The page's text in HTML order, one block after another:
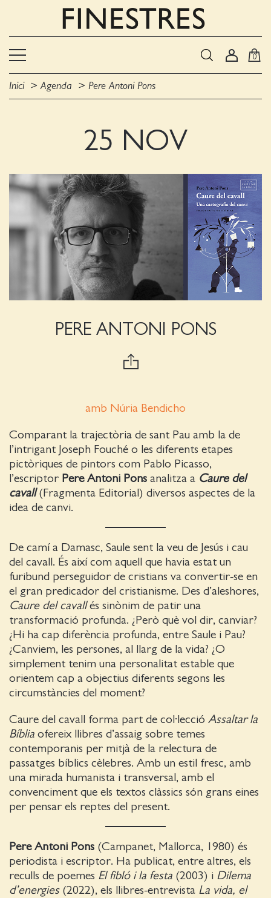
0
Inici Agenda Pere Antoni Pons
25 NOV
PERE ANTONI PONS
amb Núria Bendicho
Comparant la trajectòria de sant Pau amb la de
l’intrigant Joseph Fouché o les diferents etapes
pictòriques de pintors com Pablo Picasso,
l’escriptor Pere Antoni Pons analitza a Caure del
cavall(Fragmenta Editorial) diversos aspectes de la
idea de canvi.
De camí a Damasc, Saule sent la veu de Jesús i cau
del cavall. És així com aquell que havia estat un
furibund perseguidor de cristians va convertir-se en
el gran predicador del cristia­nisme. Des d’aleshores,
Caure del cavallés sin­ònim de patir una
transformació profunda. ¿Però què vol dir, canviar?
¿Hi ha cap diferència profunda, entre Saule i Pau?
¿Canviem, les persones, al llarg de la vida? ¿O
simplement tenim una personalitat estable que
orientem cap a objectius diferents segons les
circumstàncies del moment?
Caure del cavall forma part de col·lecció Assaltar la
Bíblia ofereix llibres d’assaig sobre temes
contemporanis per mitjà de la relectura de
passatges bíblics cèlebres. Amb un estil fresc, amb
una mirada humanista i transversal, amb el
convenciment que els textos clàssics són grans eines
per pensar els reptes del present.
Pere Antoni Pons (Campanet, Mallorca, 1980) és
periodista i escriptor. Ha publicat, entre altres, els
reculls de poemes El fibló i la festa (2003) i Dilema
d’energies(2022), els llibres-entrevista La vida, el